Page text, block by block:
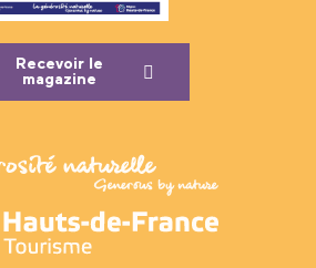
Recevoir le
magazine